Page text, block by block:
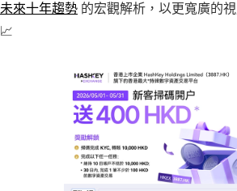
未來十年趨勢 的宏觀解析，以更寬廣的
📈